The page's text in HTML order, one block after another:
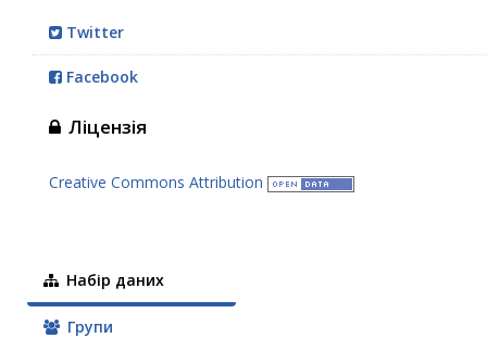
Twitter
Facebook
Ліцензія
Creative Commons Attribution
Набір даних
Групи